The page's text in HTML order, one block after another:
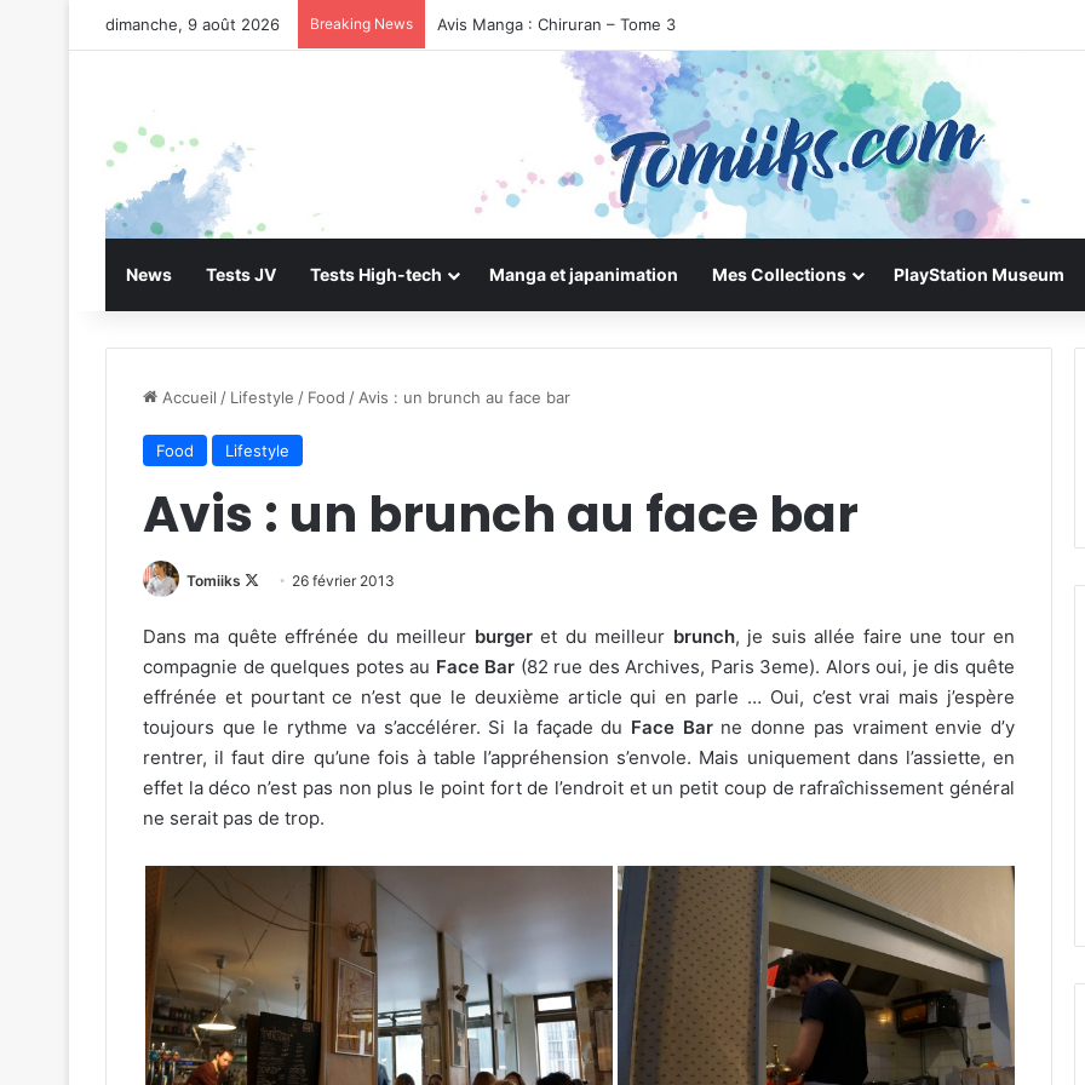
dimanche, 9 août 2026 Breaking News Avis Manga : Chiruran – Tome 3
News Tests JV Tests High-tech Manga et japanimation Mes Collections PlayStation Museum
Accueil / Lifestyle / Food / Avis : un brunch au face bar
Food Lifestyle
Avis : un brunch au face bar
Tomiiks
Follow
X
26 février 2013
Dans ma quête effrénée du meilleur burgeret du meilleur brunch, je suis allée faire une tour en
compagnie de quelques potes au Face Bar (82 rue des Archives, Paris 3eme). Alors oui, je dis quête
effrénée et pourtant ce n’est que le deuxième article qui en parle … Oui, c’est vrai mais j’espère
toujours que le rythme va s’accélérer. Si la façade du Face Barne donne pas vraiment envie d’y
rentrer, il faut dire qu’une fois à table l’appréhension s’envole. Mais uniquement dans l’assiette, en
effet la déco n’est pas non plus le point fort de l’endroit et un petit coup de rafraîchissement général
ne serait pas de trop.